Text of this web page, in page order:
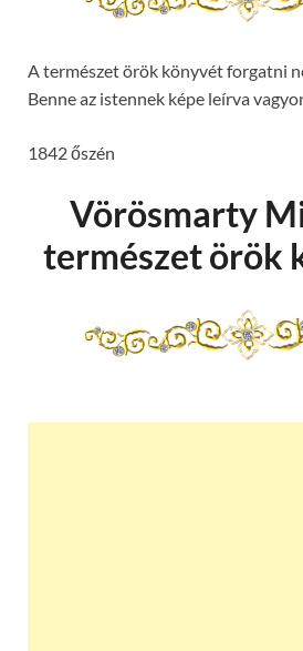
A természet örök könyvét forgatni
Benne az istennek képe leírva
1842 őszén
Vörösmarty
természet örök